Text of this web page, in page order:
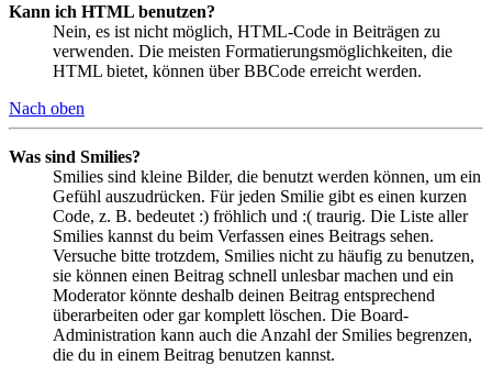
Kann ich HTML benutzen?
Nein, es ist nicht möglich, HTML-Code in Beiträgen zu
verwenden. Die meisten Formatierungsmöglichkeiten, die
HTML bietet, können über BBCode erreicht werden.
Nach oben
Was sind Smilies?
Smilies sind kleine Bilder, die benutzt werden können, um ein
Gefühl auszudrücken. Für jeden Smilie gibt es einen kurzen
Code, z. B. bedeutet :) fröhlich und :( traurig. Die Liste aller
Smilies kannst du beim Verfassen eines Beitrags sehen.
Versuche bitte trotzdem, Smilies nicht zu häufig zu benutzen,
sie können einen Beitrag schnell unlesbar machen und ein
Moderator könnte deshalb deinen Beitrag entsprechend
überarbeiten oder gar komplett löschen. Die Board-
Administration kann auch die Anzahl der Smilies begrenzen,
die du in einem Beitrag benutzen kannst.